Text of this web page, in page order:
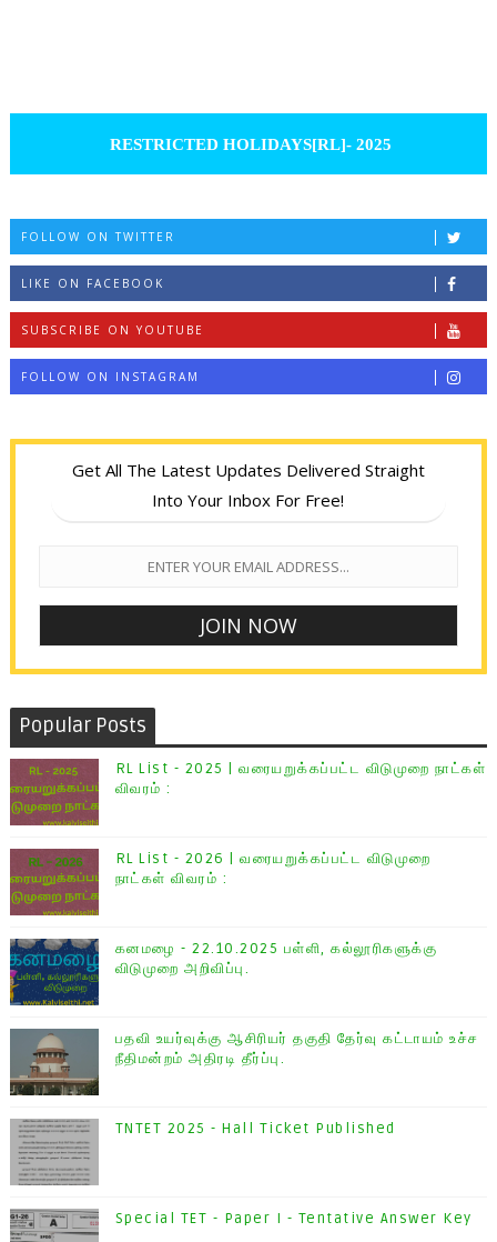
RESTRICTED HOLIDAYS[RL]- 2025
FOLLOW ON TWITTER
LIKE ON FACEBOOK
SUBSCRIBE ON YOUTUBE
FOLLOW ON INSTAGRAM
Get All The Latest Updates Delivered Straight
Into Your Inbox For Free!
Popular Posts
RL List - 2025 | வரையறுக்கப்பட்ட விடுமுறை நாட்கள்
விவரம் :
RL List - 2026 | வரையறுக்கப்பட்ட விடுமுறை
நாட்கள் விவரம் :
கனமழை - 22.10.2025 பள்ளி, கல்லூரிகளுக்கு
விடுமுறை அறிவிப்பு.
பதவி உயர்வுக்கு ஆசிரியர் தகுதி தேர்வு கட்டாயம் உச்ச
நீதிமன்றம் அதிரடி தீர்ப்பு.
TNTET 2025 - Hall Ticket Published
Special TET - Paper I - Tentative Answer Key